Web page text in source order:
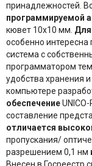
принадлежностей.
программируемой
кювет 10х10 мм. Для
особенно
система с
программатором
удобства хранения
компьютере
обеспечение
составление
отличается
пропускания/
разрешением 0,1 нм